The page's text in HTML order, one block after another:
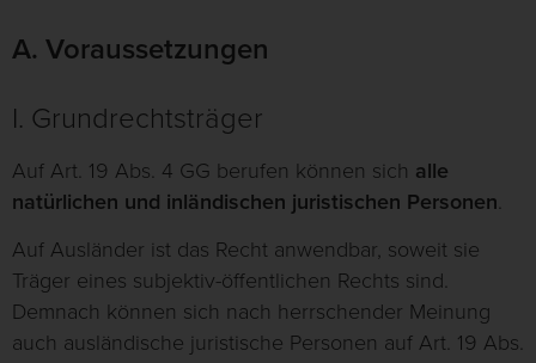
A. Voraussetzungen
I. Grundrechtsträger
Auf Art. 19 Abs. 4 GG berufen können sich alle
natürlichen und inländischen juristischen Personen.
Auf Ausländer ist das Recht anwendbar, soweit sie
Träger eines subjektiv-öffentlichen Rechts sind.
Demnach können sich nach herrschender Meinung
auch ausländische juristische Personen auf Art. 19 Abs.